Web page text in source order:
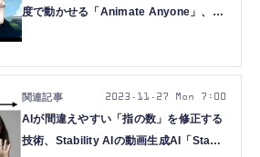
度で動かせる「Animate Anyone」、話
解説（生成AIウィークリー）
AIが間違えやすい「指の数」を修正する
技術、Stability AIの動画生成AI「Stable
2023.11.27 Mon 7:00